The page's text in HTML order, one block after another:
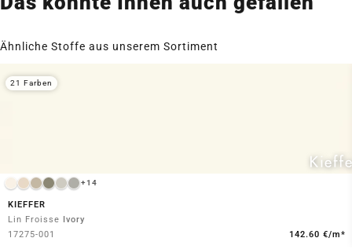
Ähnliche Stoffe aus unserem Sortiment
+14
KIEFFER
Lin Froisse
Ivory
17275-001
142.60 €/m*
21 Farben